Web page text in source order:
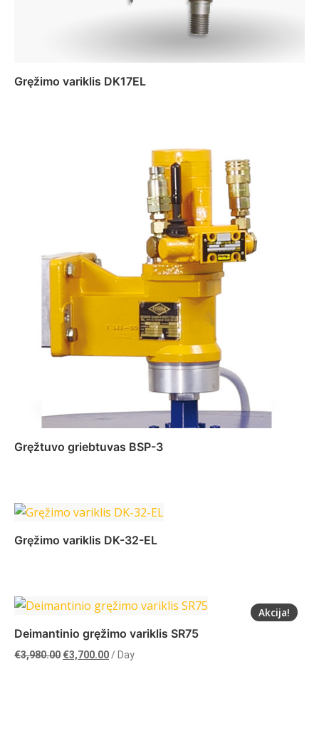
Gręžimo variklis DK17EL
Gręžtuvo griebtuvas BSP-3
Daugiau
Gręžimo variklis DK-32-EL
Daugiau Akcija!
Deimantinio gręžimo variklis SR75
€3,980.00 Original
€3,700.00Current
/ Day